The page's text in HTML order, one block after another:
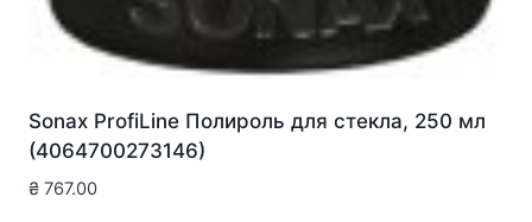
Sonax ProfiLine Полироль для стекла, 250 мл
(4064700273146)
₴ 767.00